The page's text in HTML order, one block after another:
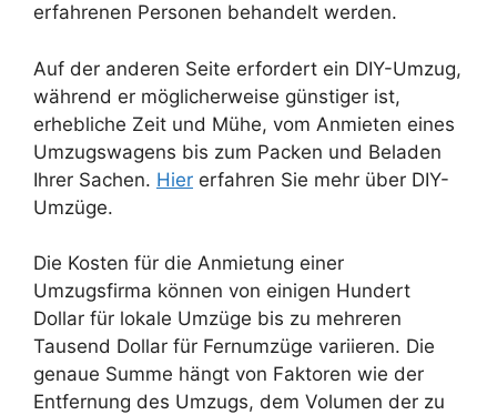
erfahrenen Personen behandelt werden.
Auf der anderen Seite erfordert ein DIY-Umzug,
während er möglicherweise günstiger ist,
erhebliche Zeit und Mühe, vom Anmieten eines
Umzugswagens bis zum Packen und Beladen
Ihrer Sachen. Hier erfahren Sie mehr über DIY-
Umzüge.
Die Kosten für die Anmietung einer
Umzugsfirma können von einigen Hundert
Dollar für lokale Umzüge bis zu mehreren
Tausend Dollar für Fernumzüge variieren. Die
genaue Summe hängt von Faktoren wie der
Entfernung des Umzugs, dem Volumen der zu